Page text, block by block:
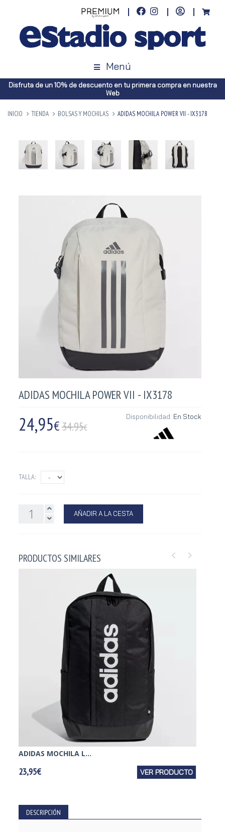
Menú
Disfruta de un 10% de descuento en tu primera compra en nuestra
Web
INICIO TIENDA BOLSAS Y MOCHILAS ADIDAS MOCHILA POWER VII - IX3178
ADIDAS MOCHILA POWER VII - IX3178
24,95€34.95€
Disponibilidad: En Stock
TALLA:
AÑADIR A LA CESTA
PRODUCTOS SIMILARES
ADIDAS MOCHILA L...
23,95€ VER PRODUCTO
DESCRIPCIÓN